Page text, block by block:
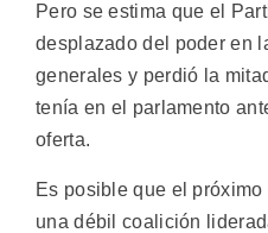
Pero se estima que el
desplazado del poder en
generales y perdió la
tenía en el parlamento
oferta.
Es posible que el
una débil coalición